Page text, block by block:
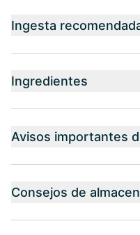
Ingesta
Ingredientes
Avisos importantes
Consejos de